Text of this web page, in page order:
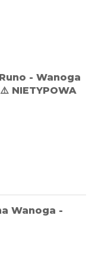
- Wanoga
NIETYPOWA
Wanoga -